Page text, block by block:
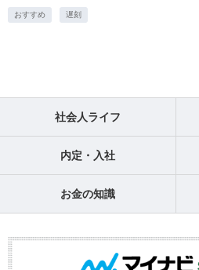
おすすめ 遅刻
社会人ライフ
内定・入社
お金の知識